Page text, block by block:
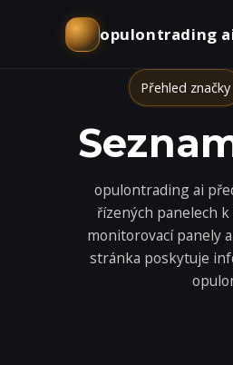
opulontrading
Přehled značky
opulontrading ai
řízených panelech
monitorovací panely
stránka poskytuje